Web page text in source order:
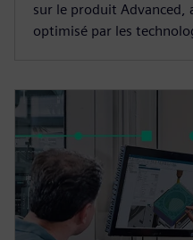
sur le produit Advanced,
optimisé par les